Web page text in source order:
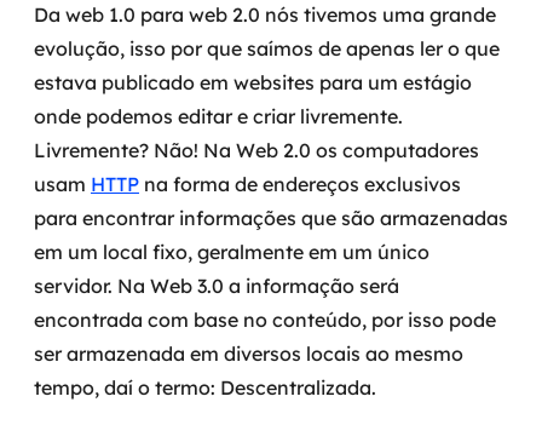
Segurança de aplicações e Cloud
Da web 1.0 para web 2.0 nós tivemos uma grande
evolução, isso por que saímos de apenas ler o que
estava publicado em websites para um estágio
onde podemos editar e criar livremente.
Livremente? Não! Na Web 2.0 os computadores
usam HTTP na forma de endereços exclusivos
para encontrar informações que são armazenadas
em um local fixo, geralmente em um único
servidor. Na Web 3.0 a informação será
encontrada com base no conteúdo, por isso pode
ser armazenada em diversos locais ao mesmo
tempo, daí o termo: Descentralizada.